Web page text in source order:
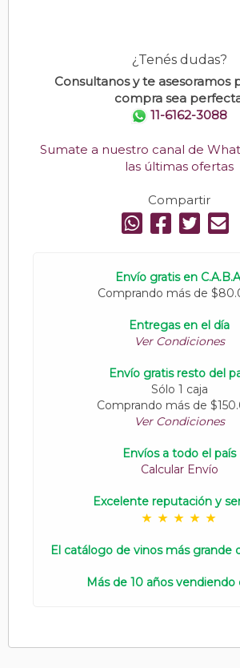
¿Tenés dudas?
Consultanos y te asesoramos
compra sea
11-6162-3088
Sumate a nuestro canal de
las últimas ofertas
Compartir
Envío gratis en
Comprando más de
Entregas en el día
Ver Condiciones
Envío gratis resto del
Sólo 1 caja
Comprando más de
Ver Condiciones
Envíos a todo el país
Calcular Envío
Excelente reputación y
El catálogo de vinos más grande
Más de 10 años vendiendo